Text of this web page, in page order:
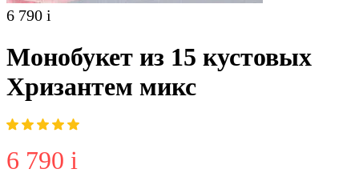
6 790 i
Монобукет из 15 кустовых
Хризантем микс
6 790 i